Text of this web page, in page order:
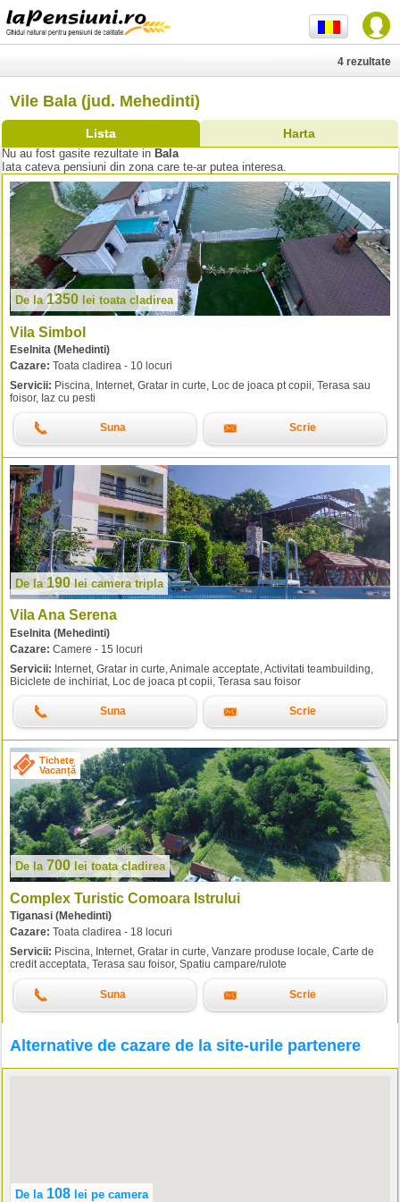
Vile Bala (jud. Mehedinti)
Lista Harta
4 rezultate
Nu au fost gasite rezultate in Bala
Iata cateva pensiuni din zona care te-ar putea interesa.
De la1350 lei toata cladirea
Vila Simbol
Eselnita (Mehedinti)
Cazare: Toata cladirea - 10 locuri
Servicii: Piscina, Internet, Gratar in curte, Loc de joaca pt copii, Terasa sau
foisor, Iaz cu pesti
Suna Scrie
De la 190 lei camera tripla
Vila Ana Serena
Eselnita (Mehedinti)
Cazare: Camere - 15 locuri
Servicii: Internet, Gratar in curte, Animale acceptate, Activitati teambuilding,
Biciclete de inchiriat, Loc de joaca pt copii, Terasa sau foisor
Suna Scrie
Tichete
Vacanță
De la 700lei toata cladirea
Complex Turistic Comoara Istrului
Tiganasi (Mehedinti)
Cazare: Toata cladirea - 18 locuri
Servicii: Piscina, Internet, Gratar in curte, Vanzare produse locale, Carte de
credit acceptata, Terasa sau foisor, Spatiu campare/rulote
Suna Scrie
Alternative de cazare de la site-urile partenere
De la 108 lei pe camera